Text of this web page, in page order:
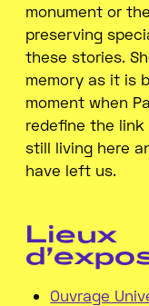
monument or
preserving
these stories.
memory as it is
moment when
redefine the
still living here
have left us.
Lieux
Ouvrage